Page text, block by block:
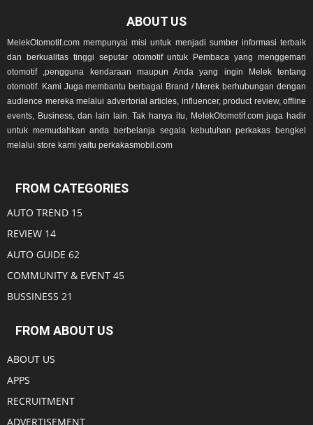
ABOUT US
MelekOtomotif.com mempunyai misi untuk menjadi sumber informasi terbaik
dan berkualitas tinggi seputar otomotif untuk Pembaca yang menggemari
otomotif ,pengguna kendaraan maupun Anda yang ingin Melek tentang
otomotif. Kami Juga membantu berbagai Brand / Merek berhubungan dengan
audience mereka melalui advertorial articles, influencer, product review, offline
events, Business, dan lain lain. Tak hanya itu, MelekOtomotif.com juga hadir
untuk memudahkan anda berbelanja segala kebutuhan perkakas bengkel
melalui store kami yaitu perkakasmobil.com
FROM CATEGORIES
AUTO TREND 15
REVIEW 14
AUTO GUIDE 62
COMMUNITY & EVENT 45
BUSSINESS 21
FROM ABOUT US
ABOUT US
APPS
RECRUITMENT
ADVERTISEMENT